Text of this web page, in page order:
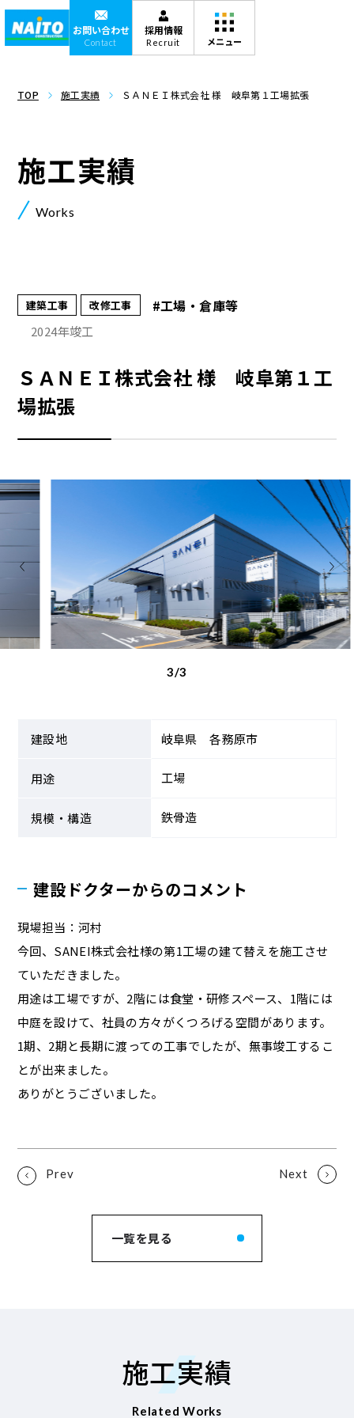
お問い合わせ
Contact
採用情報
Recruit
TOP 施工実績 ＳＡＮＥＩ株式会社 様 岐阜第１工場拡張
Works
施工実績
建築工事 改修工事 #工場・倉庫等
2024年竣工
ＳＡＮＥＩ株式会社 様 岐阜第１工
場拡張
1/3
建設地 岐阜県 各務原市
用途 工場
規模・構造 鉄骨造
建設ドクターからのコメント
現場担当：河村
今回、SANEI株式会社様の第1工場の建て替えを施工させ
ていただきました。
用途は工場ですが、2階には食堂・研修スペース、1階には
中庭を設けて、社員の方々がくつろげる空間があります。
1期、2期と長期に渡っての工事でしたが、無事竣工するこ
とが出来ました。
ありがとうございました。
一覧を見る
Related Works
施工実績